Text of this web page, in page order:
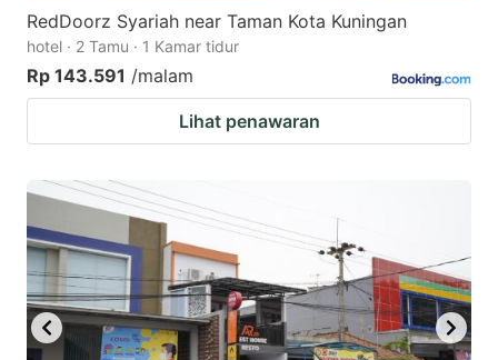
RedDoorz Syariah near Taman Kota Kuningan
hotel · 2 Tamu · 1 Kamar tidur
Rp 143.591 /malam
Lihat penawaran